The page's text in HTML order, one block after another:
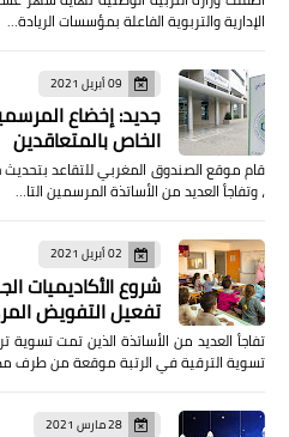
الإدارية والتربوية الفاعلة بمؤسسات الريادة…
09 أبريل 2021
جديد: إخضاع
الخاص بالمتعاقدين
، وتفاجأ العديد من الأساتذة المرسمين التا…
02 أبريل 2021
شروع الأكاديميات
تفعيل التفويض
تفاجأ العديد من الأساتذة الذين تمت
تسوية الترقية في الرتبة موقعة من طرف
28 مارس 2021